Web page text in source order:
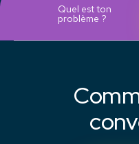
Quel est ton
problème ?